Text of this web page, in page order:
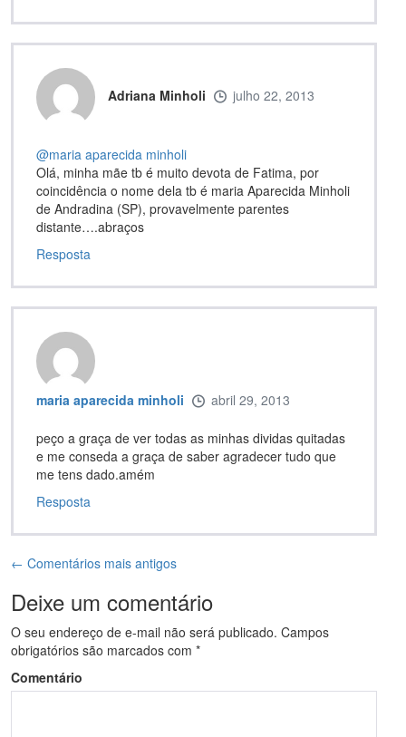
Adriana Minholi julho 22, 2013
@maria aparecida minholi
Olá, minha mãe tb é muito devota de Fatima, por
coincidência o nome dela tb é maria Aparecida Minholi
de Andradina (SP), provavelmente parentes
distante….abraços
Resposta
maria aparecida minholi abril 29, 2013
peço a graça de ver todas as minhas dividas quitadas
e me conseda a graça de saber agradecer tudo que
me tens dado.amém
Resposta
← Comentários mais antigos
Deixe um comentário
O seu endereço de e-mail não será publicado. Campos
obrigatórios são marcados com *
Comentário